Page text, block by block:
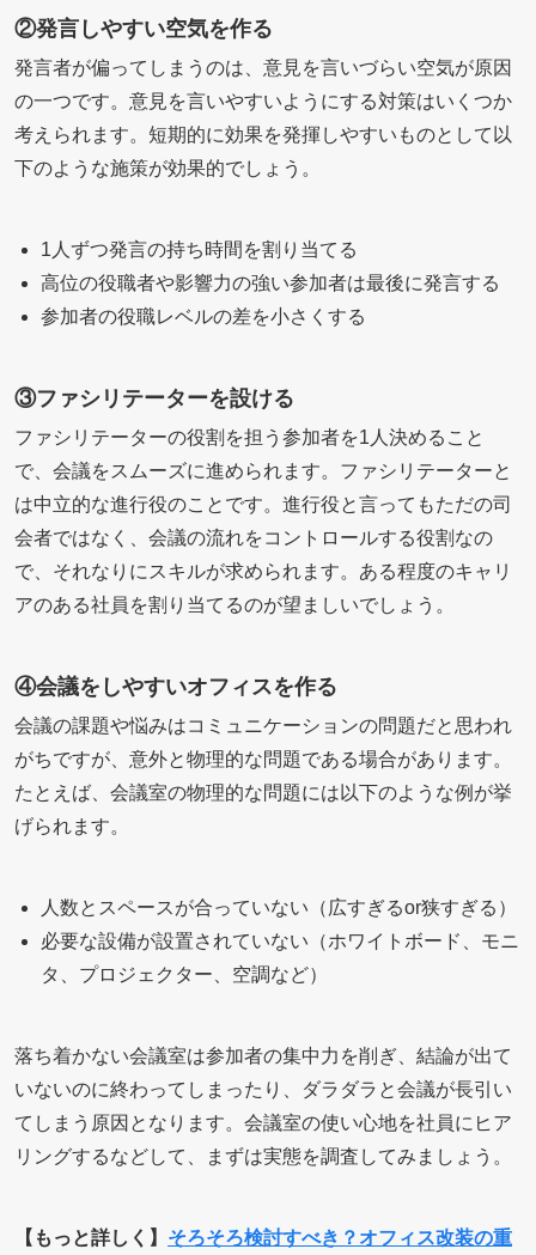
②発言しやすい空気を作る
発言者が偏ってしまうのは、意見を言いづらい空気が原因
の一つです。意見を言いやすいようにする対策はいくつか
考えられます。短期的に効果を発揮しやすいものとして以
下のような施策が効果的でしょう。
1人ずつ発言の持ち時間を割り当てる
高位の役職者や影響力の強い参加者は最後に発言する
参加者の役職レベルの差を小さくする
③ファシリテーターを設ける
ファシリテーターの役割を担う参加者を1人決めること
で、会議をスムーズに進められます。ファシリテーターと
は中立的な進行役のことです。進行役と言ってもただの司
会者ではなく、会議の流れをコントロールする役割なの
で、それなりにスキルが求められます。ある程度のキャリ
アのある社員を割り当てるのが望ましいでしょう。
④会議をしやすいオフィスを作る
会議の課題や悩みはコミュニケーションの問題だと思われ
がちですが、意外と物理的な問題である場合があります。
たとえば、会議室の物理的な問題には以下のような例が挙
げられます。
人数とスペースが合っていない（広すぎるor狭すぎる）
必要な設備が設置されていない（ホワイトボード、モニ
タ、プロジェクター、空調など）
落ち着かない会議室は参加者の集中力を削ぎ、結論が出て
いないのに終わってしまったり、ダラダラと会議が長引い
てしまう原因となります。会議室の使い心地を社員にヒア
リングするなどして、まずは実態を調査してみましょう。
【もっと詳しく】 そろそろ検討すべき？オフィス改装の重